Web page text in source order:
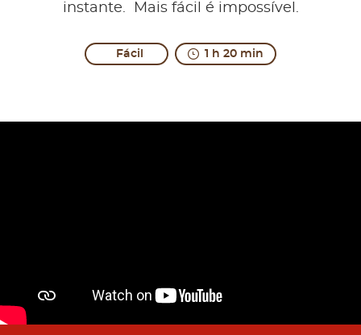
instante. Mais fácil é impossível.
Fácil 1 h 20 min